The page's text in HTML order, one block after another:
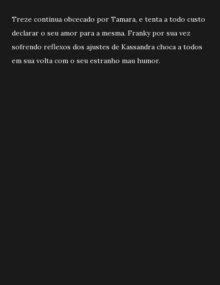
Treze continua obcecado por Tamara, e tenta a todo custo
declarar o seu amor para a mesma. Franky por sua vez
sofrendo reflexos dos ajustes de Kassandra choca a todos
em sua volta com o seu estranho mau humor.